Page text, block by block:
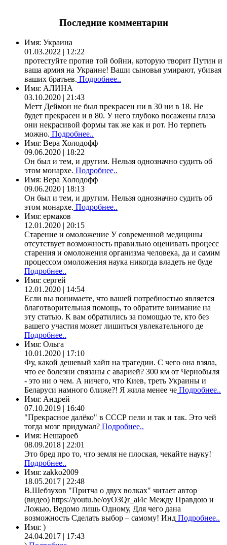
Последние комментарии
Имя: Украина
01.03.2022 | 12:22
протестуйте против той бойни, которую творит Путин и
ваша армия на Украине! Ваши сыновья умирают, убивая
ваших братьев. Подробнее..
Имя: АЛИНА
03.10.2020 | 21:43
Метт Деймон не был прекрасен ни в 30 ни в 18. Не
будет прекрасен и в 80. У него глубоко посажены глаза
они некрасивой формы так же как и рот. Но терпеть
можно. Подробнее..
Имя: Вера Холодофф
09.06.2020 | 18:22
Он был и тем, и другим. Нельзя однозначно судить об
этом монархе. Подробнее..
Имя: Вера Холодофф
09.06.2020 | 18:13
Он был и тем, и другим. Нельзя однозначно судить об
этом монархе. Подробнее..
Имя: ермаков
12.01.2020 | 20:15
Старение и омоложение У современной медицины
отсутствует возможность правильно оценивать процесс
старения и омоложения организма человека, да и самим
процессом омоложения наука никогда владеть не буде
Подробнее..
Имя: сергей
12.01.2020 | 14:54
Если вы понимаете, что вашей потребностью является
благотворительная помощь, то обратите внимание на
эту статью. К вам обратились за помощью те, кто без
вашего участия может лишиться увлекательного де
Подробнее..
Имя: Ольга
10.01.2020 | 17:10
Фу, какой дешевый хайп на трагедии. С чего она взяла,
что ее болезни связаны с аварией? 300 км от Чернобыля
- это ни о чем. А ничего, что Киев, треть Украины и
Беларуси намного ближе?! Я жила менее че Подробнее..
Имя: Андрей
07.10.2019 | 16:40
"Прекрасное далёко" в СССР пели и так и так. Это чей
тогда мозг придумал? Подробнее..
Имя: Нешароеб
08.09.2018 | 22:01
Это бред про то, что земля не плоская, чекайте науку!
Подробнее..
Имя: zakko2009
18.05.2017 | 22:48
В.Шебзухов "Притча о двух волках" читает автор
(видео) https://youtu.be/oyO3Qr_ai4c Между Правдою и
Ложью, Ведомо лишь Одному, Для чего дана
возможность Сделать выбор – самому! Инд Подробнее..
Имя: )
24.04.2017 | 17:43